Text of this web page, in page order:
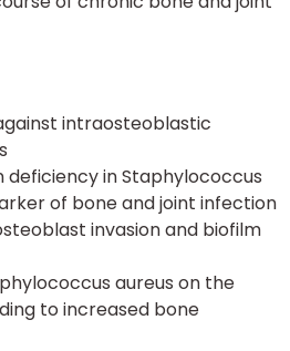
intraosteoblastic
in Staphylococcus
of bone and joint infection
invasion and biofilm
aureus on the
to increased bone